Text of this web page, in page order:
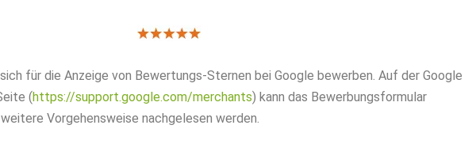
für die Anzeige von Bewertungs-Sternen bei Google bewerben. Auf der Google
(https://support.google.com/merchants) kann das Bewerbungsformular
Vorgehensweise nachgelesen werden.